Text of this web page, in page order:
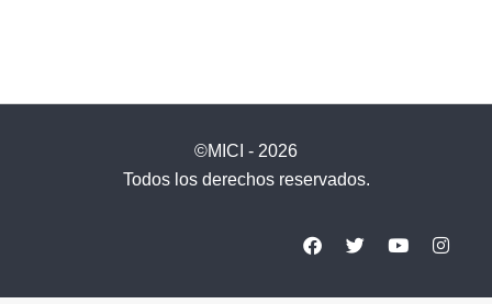
©MICI - 2026
Todos los derechos reservados.